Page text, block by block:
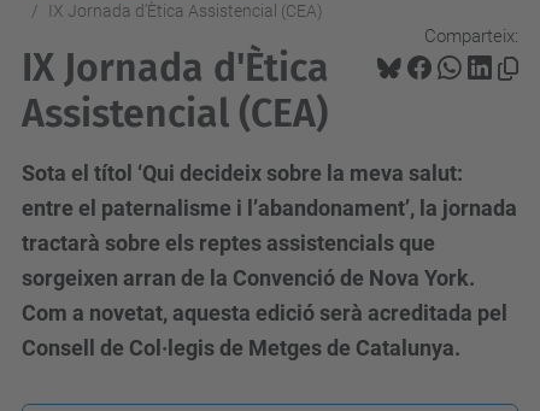
IX Jornada d'Ètica Assistencial (CEA)
Comparteix:
IX Jornada d'Ètica
Assistencial (CEA)
Sota el títol ‘Qui decideix sobre la meva salut:
entre el paternalisme i l’abandonament’, la jornada
tractarà sobre els reptes assistencials que
sorgeixen arran de la Convenció de Nova York.
Com a novetat, aquesta edició serà acreditada pel
Consell de Col·legis de Metges de Catalunya.